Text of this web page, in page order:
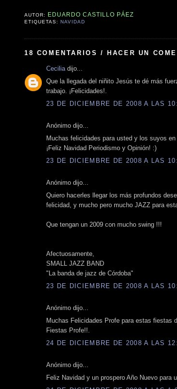
AUTOR: EDUARDO CASTILLO PÁEZ
ETIQUETAS:NAVIDAD
18 COMENTARIOS / HACER UN
Cecilia dijo...
Que la llegada del niñito Jesús te dé más
trabajo. ¡Felicidades!.
23 DE DICIEMBRE DE 2008 A LAS
Anónimo dijo...
Muchas felicidades para usted y los suyos
¡Feliz Navidad Periodismo y Opinión! :)
23 DE DICIEMBRE DE 2008 A LAS
Anónimo dijo...
Quiero hacerles llegar los más profundos
felicidad, y mucho pero mucho JAZZ para
Que tengan un 2009 con mucho swing !!!
Afectuosamente,
SMALL JAZZ BAND
"La banda de jazz de Córdoba"
23 DE DICIEMBRE DE 2008 A LAS
Anónimo dijo...
Muchas Felicidades Profe para estas fiestas
Fiestas Profe!!.
24 DE DICIEMBRE DE 2008 A LAS
Anónimo dijo...
Feliz Navidad y un prospero Año Nuevo para